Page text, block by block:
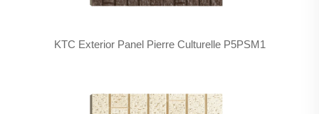
KTC Exterior Panel Pierre Culturelle P5PSM1